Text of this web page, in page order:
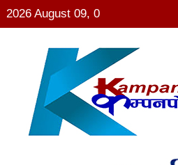
2026 August 09, 0